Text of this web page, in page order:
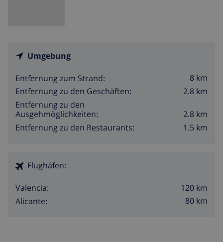
Umgebung
Entfernung zum Strand:
8 km
Entfernung zu den Geschäften:
2.8 km
Entfernung zu den
Ausgehmöglichkeiten:
2.8 km
Entfernung zu den Restaurants:
1.5 km
Flughäfen:
Valencia:
120 km
Alicante:
80 km